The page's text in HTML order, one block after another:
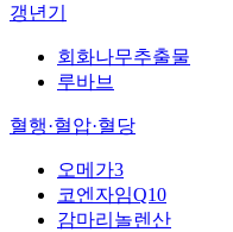
갱년기
회화나무추출물
루바브
혈행·혈압·혈당
오메가3
코엔자임Q10
감마리놀렌산